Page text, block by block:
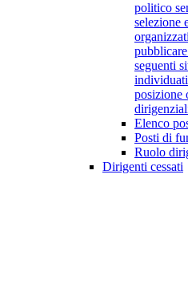
politico
selezione
seguenti
posizione
Elenco
Posti di
Ruolo
Dirigenti cessati